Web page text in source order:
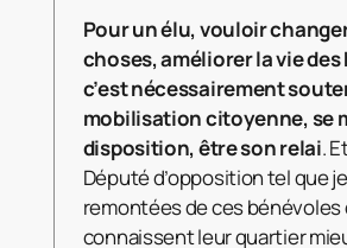
Pour un élu, vouloir
choses, améliorer la vie
c’est nécessairement
mobilisation citoyenne, se
disposition, être son relai.
Député d’opposition tel que
remontées de ces bénévoles
connaissent leur quartier